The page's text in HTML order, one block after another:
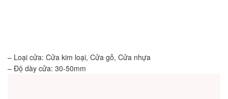
– Loại cửa: Cửa kim loại, Cửa gỗ, Cửa nhựa
– Độ dày cửa: 30-50mm